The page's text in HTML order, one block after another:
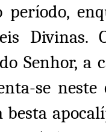
período,
Senhor, a
se
besta